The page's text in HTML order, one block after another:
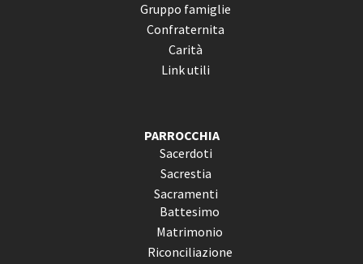
Gruppo famiglie
Confraternita
Carità
Link utili
PARROCCHIA
Sacerdoti
Sacrestia
Sacramenti
Battesimo
Matrimonio
Riconciliazione